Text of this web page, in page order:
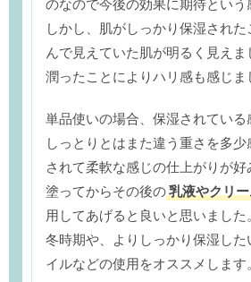
のなので今後の効果に期待という
しかし、肌がしっかり保湿され
んで見えていた肌が明るく見えま
潤ったことによりハリ感も感じま
単品使いの場合、保湿されてい
しっとりとはまた違う重さを多
されて柔軟な感じの仕上がりが
塗ってからその後の乳液やクリ
用してあげると良いと思いました
冬時期や、よりしっかり保湿した
イルなどの使用をオススメします